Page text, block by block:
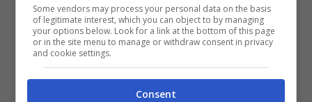
aereo
Ci sono altre 5 cose che potrebbero rendere
il tuo viaggio poco piacevole e soprattutto
esporti a rischi per la tua salute. Ecco
Some vendors may process your personal data on the basis
of legitimate interest, which you can object to by managing
your options below. Look for a link at the bottom of this page
or in the site menu to manage or withdraw consent in privacy
and cookie settings.
Consent